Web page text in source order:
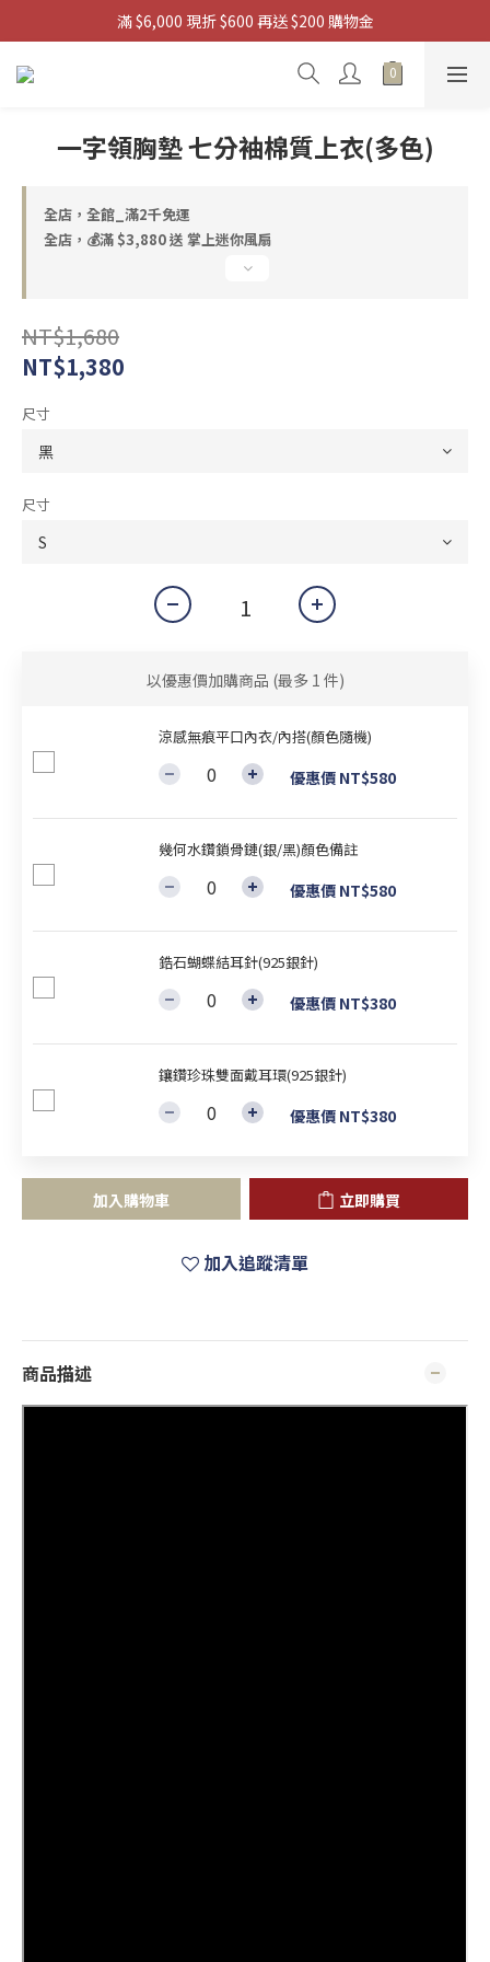
滿 $3880 送 掌上迷你風扇
滿 $6,000 現折 $600 再送 $200 購物金
滿 $9,880 送 浩肯包四輪購物袋
一字領胸墊 七分袖棉質上衣(多色)
全店，全館_滿2千免運
全店，💰滿 $3,880 送 掌上迷你風扇
NT$1,680
NT$1,380
尺寸
尺寸
以優惠價加購商品 (最多 1 件)
涼感無痕平口內衣/內搭(顏色隨機)
優惠價 NT$580
幾何水鑽鎖骨鏈(銀/黑)顏色備註
優惠價 NT$580
鋯石蝴蝶結耳針(925銀針)
優惠價 NT$380
鑲鑽珍珠雙面戴耳環(925銀針)
優惠價 NT$380
加入購物車 立即購買
加入追蹤清單
商品描述